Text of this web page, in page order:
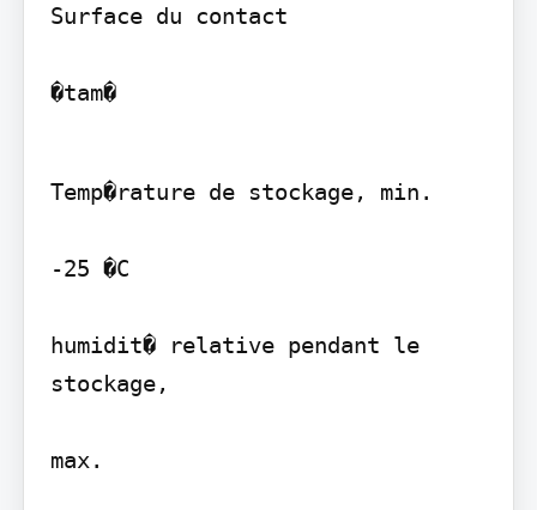
Surface du contact
�tam�
Temp�rature de stockage, min.
-25 �C
humidit� relative pendant le
stockage,
max.